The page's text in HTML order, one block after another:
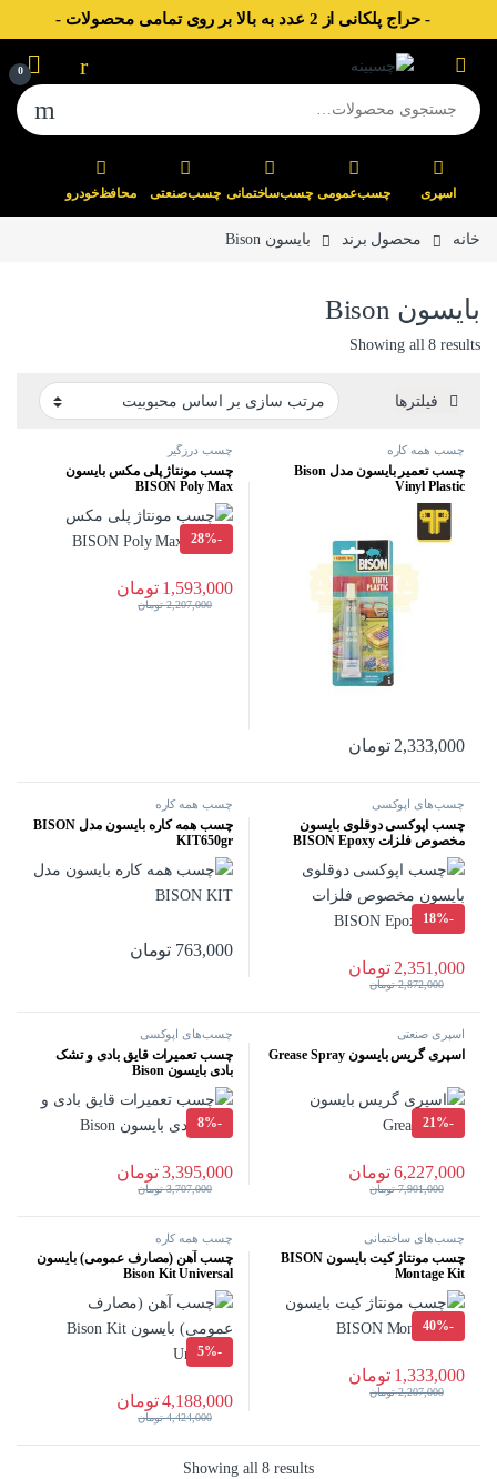
- حراج پلکانی از 2 عدد به بالا بر روی تمامی محصولات -
Skip to navigation
Skip to content
0
جستجو برای:
اسپری چسب‌عمومی چسب‌ساختمانی چسب‌صنعتی محافظ‌خودرو
خانه محصول برند بایسون Bison
بایسون Bison
Showing all 8 results
Sorted by popularity
فیلترها
چسب همه کاره
چسب تعمير بايسون مدل Bison
Vinyl Plastic
2,333,000 تومان
چسب درزگیر
چسب مونتاژ پلی مکس بایسون
BISON Poly Max
-
28%
1,593,000 تومان
2,207,000 تومان
چسب‌های اپوکسی
چسب اپوکسی دوقلوی بایسون
مخصوص فلزات BISON Epoxy
Metal
-
18%
2,351,000 تومان
2,872,000 تومان
چسب همه کاره
چسب همه کاره بایسون مدل BISON
KIT650gr
763,000 تومان
اسپری صنعتی
اسپری گریس بایسون Grease Spray
-
21%
6,227,000 تومان
7,901,000 تومان
چسب‌های اپوکسی
چسب تعمیرات قایق بادی و تشک
بادی بایسون Bison
-
8%
3,395,000 تومان
3,707,000 تومان
چسب‌های ساختمانی
چسب مونتاژ کیت بایسون BISON
Montage Kit
-
40%
1,333,000 تومان
2,207,000 تومان
چسب همه کاره
چسب آهن (مصارف عمومی) بایسون
Bison Kit Universal
-
5%
4,188,000 تومان
4,424,000 تومان
Showing all 8 results
Sorted by popularity